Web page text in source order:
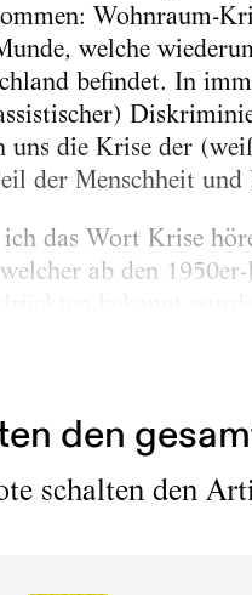
Wohnraum-
welche
befindet. In
uns die Krise der
der Menschheit und
das Wort Krise
ab den
den
schalten den